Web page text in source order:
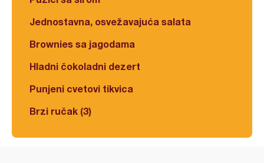
Jednostavna, osvežavajuća salata
Brownies sa jagodama
Hladni čokoladni dezert
Punjeni cvetovi tikvica
Brzi ručak (3)